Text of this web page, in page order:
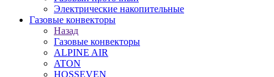
Электрические накопительные
Газовые конвекторы
Назад
Газовые конвекторы
ALPINE AIR
ATON
HOSSEVEN